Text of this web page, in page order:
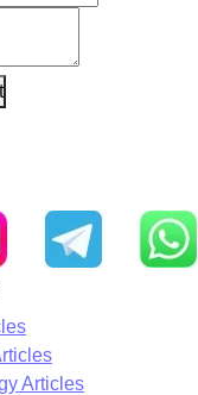
Articles